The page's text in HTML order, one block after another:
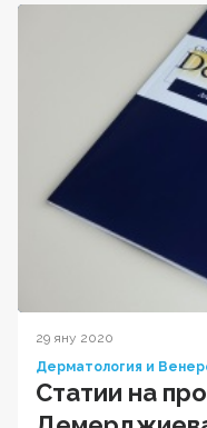
29 яну 2020
Дерматология и
Статии на